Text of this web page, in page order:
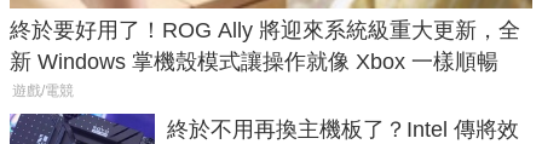
終於要好用了！ROG Ally 將迎來系統級重大更新，全
新 Windows 掌機殼模式讓操作就像 Xbox 一樣順暢
遊戲/電競
終於不用再換主機板了？Intel 傳將效